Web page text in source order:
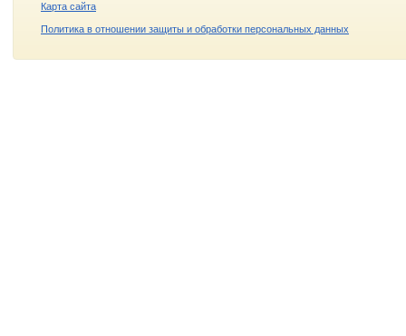
Карта сайта
Политика в отношении защиты и обработки персональных данных